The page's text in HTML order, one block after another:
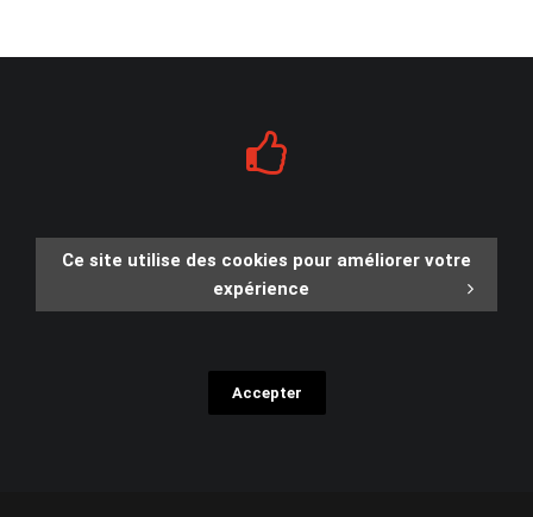
Ce site utilise des cookies pour améliorer votre
expérience
Accepter